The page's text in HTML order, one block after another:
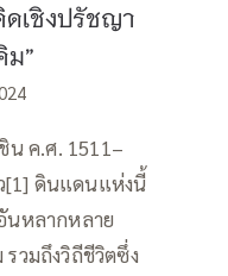
เชิงปรัชญา
ม”
น ค.ศ. 1511–
[1] ดินแดนแห่งนี้
นหลากหลาย
วมถึงวิถีชีวิตซึ่ง